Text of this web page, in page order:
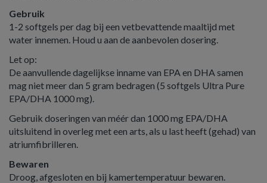
Gebruik
1-2 softgels per dag bij een vetbevattende maaltijd met
water innemen. Houd u aan de aanbevolen dosering.
Let op:
De aanvullende da­gelijkse inname van EPA en DHA samen
mag niet meer dan 5 gram bedragen (5 softgels Ultra Pure
EPA/DHA 1000 mg).
Gebruik doseringen van méér dan 1000 mg EPA/DHA
uitsluitend in overleg met een arts, als u last heeft (gehad) van
atriumfibrilleren.
Bewaren
Droog, afgesloten en bij kamertemperatuur bewaren.